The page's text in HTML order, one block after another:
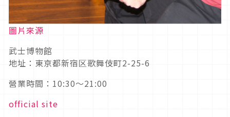
圖片來源
武士博物館
地址：東京都新宿区歌舞伎町2-25-6
營業時間：10:30～21:00
official site